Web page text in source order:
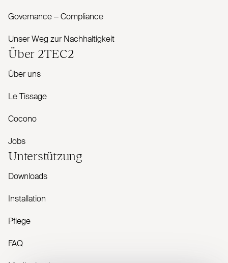
Governance – Com­pliance
Unser Weg zur Nachhaltigkeit
Über 2TEC2
Über uns
Le Tissage
Cocono
Jobs
Unterstützung
Downloads
Installation
Pflege
FAQ